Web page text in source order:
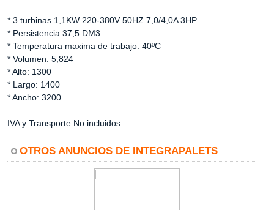
* 3 turbinas 1,1KW 220-380V 50HZ 7,0/4,0A 3HP
* Persistencia 37,5 DM3
* Temperatura maxima de trabajo: 40ºC
* Volumen: 5,824
* Alto: 1300
* Largo: 1400
* Ancho: 3200
IVA y Transporte No incluidos
OTROS ANUNCIOS DE INTEGRAPALETS